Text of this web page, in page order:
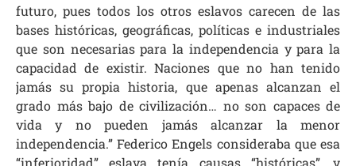
futuro, pues todos los otros eslavos carecen de las
bases históricas, geográficas, políticas e industriales
que son necesarias para la independencia y para la
capacidad de existir. Naciones que no han tenido
jamás su propia historia, que apenas alcanzan el
grado más bajo de civilización… no son capaces de
vida y no pueden jamás alcanzar la menor
independencia.” Federico Engels consideraba que esa
“inferioridad” eslava tenía causas “históricas”, y